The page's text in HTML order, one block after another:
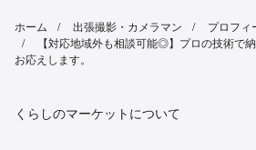
ホーム 出張撮影・カメラマン
プロフィ
【対応地域外も相談可能◎】プロの技術で
お応えします。
くらしのマーケットについて